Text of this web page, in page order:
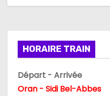
o
n
d
HORAIRE TRAIN
Départ - Arrivée
Oran - Sidi Bel-Abbes